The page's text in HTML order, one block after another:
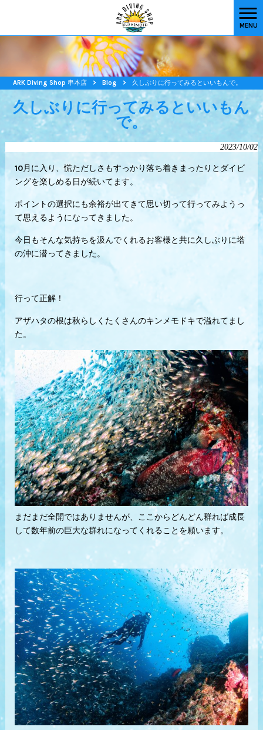
MENU
ARK Diving Shop 串本店 > Blog > 久しぶりに行ってみるといいもんで。
久しぶりに行ってみるといいもん
で。
2023/10/02
10月に入り、慌ただしさもすっかり落ち着きまったりとダイビ
ングを楽しめる日が続いてます。
ポイントの選択にも余裕が出てきて思い切って行ってみようっ
て思えるようになってきました。
今日もそんな気持ちを汲んでくれるお客様と共に久しぶりに塔
の沖に潜ってきました。
行って正解！
アザハタの根は秋らしくたくさんのキンメモドキで溢れてまし
た。
まだまだ全開ではありませんが、ここからどんどん群れば成長
して数年前の巨大な群れになってくれることを願います。